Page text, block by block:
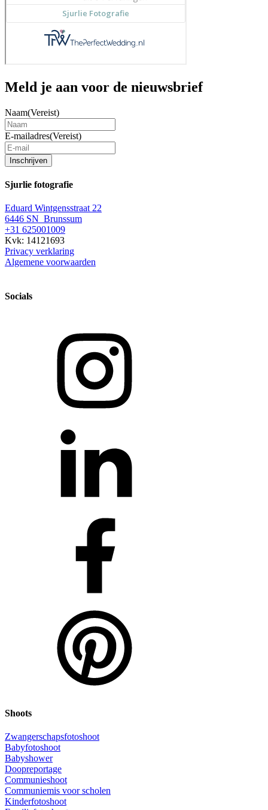
Meld je aan voor de nieuwsbrief
Naam(Vereist)
E-mailadres(Vereist)
Inschrijven
Sjurlie fotografie
Eduard Wintgensstraat 22
6446 SN Brunssum
+31 625001009
Kvk: 14121693
Privacy verklaring
Algemene voorwaarden
Socials
Shoots
Zwangerschapsfotoshoot
Babyfotoshoot
Babyshower
Doopreportage
Communieshoot
Communiemis voor scholen
Kinderfotoshoot